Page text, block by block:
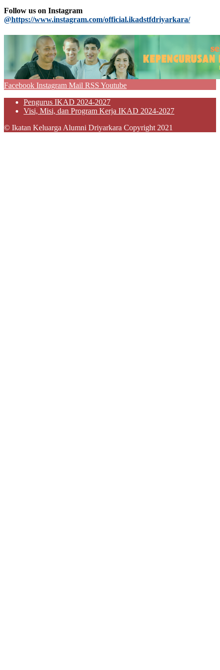
Follow us on Instagram
@https://www.instagram.com/official.ikadstfdriyarkara/
Facebook Instagram Mail RSS Youtube
Pengurus IKAD 2024-2027
Visi, Misi, dan Program Kerja IKAD 2024-2027
© Ikatan Keluarga Alumni Driyarkara Copyright 2021